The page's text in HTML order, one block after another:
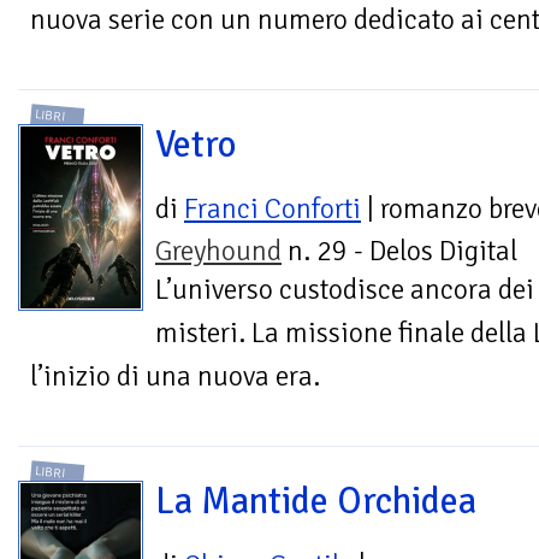
nuova serie con un numero dedicato ai
LIBRI
Vetro
di Franci Conforti | romanzo
Greyhound n. 29 - Delos Digital
L’universo custodisce ancora dei
misteri. La missione finale della
l’inizio di una nuova era.
LIBRI
La Mantide Orchidea